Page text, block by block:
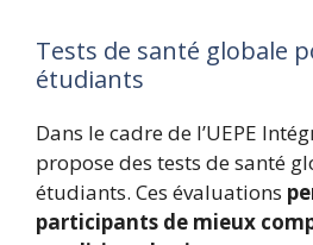
Tests de santé globale
étudiants
Dans le cadre de l’UEPE
propose des tests de santé
étudiants. Ces évaluations
participants de mieux